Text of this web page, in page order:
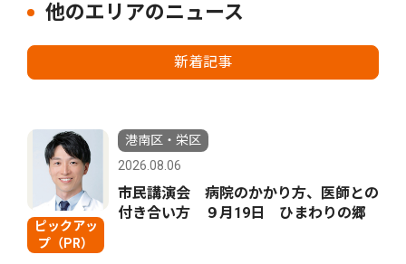
他のエリアのニュース
新着記事
ピックアッ
プ（PR）
港南区・栄区
2026.08.06
市民講演会 病院のかかり方、医師との
付き合い方 ９月19日 ひまわりの郷